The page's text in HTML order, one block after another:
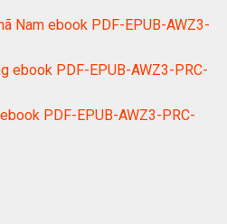
Nam ebook PDF-EPUB-AWZ3-
ebook PDF-EPUB-AWZ3-PRC-
PDF-EPUB-AWZ3-PRC-